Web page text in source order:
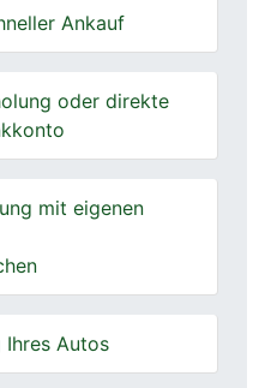
Ankauf
oder direkte
mit eigenen
Ihres Autos